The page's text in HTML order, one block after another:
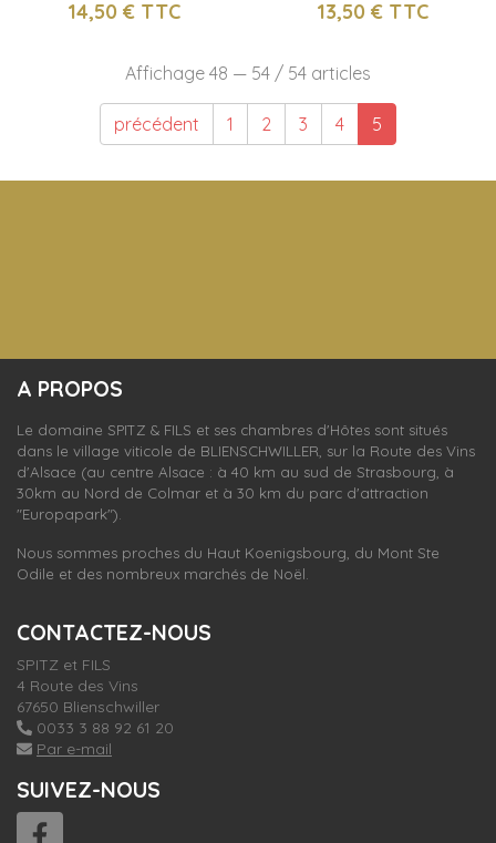
14,50 € TTC 13,50 € TTC
Affichage 48 — 54 / 54 articles
précédent 1 2 3 4 5
A PROPOS
Le domaine SPITZ & FILS et ses chambres d'Hôtes sont situés
dans le village viticole de BLIENSCHWILLER, sur la Route des Vins
d'Alsace (au centre Alsace : à 40 km au sud de Strasbourg, à
30km au Nord de Colmar et à 30 km du parc d'attraction
"Europapark").
Nous sommes proches du Haut Koenigsbourg, du Mont Ste
Odile et des nombreux marchés de Noël.
CONTACTEZ-NOUS
SPITZ et FILS
4 Route des Vins
67650 Blienschwiller
0033 3 88 92 61 20
Par e-mail
SUIVEZ-NOUS